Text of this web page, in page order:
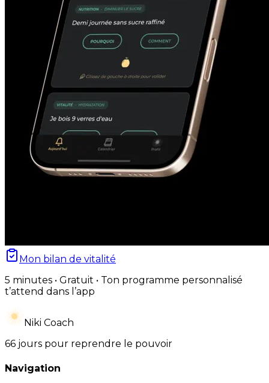
Mon bilan de vitalité
5 minutes • Gratuit • Ton programme personnalisé
t’attend dans l’app
Niki Coach
66 jours pour reprendre le pouvoir
Navigation